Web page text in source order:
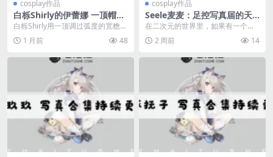
cosplay作品
白栎Shirly的伊蕾娜 一顶帽檐
弧度，就把“屑魔女”从屏幕里
拽了出来
白栎Shirly用一顶调过弧度的宽檐尖
顶帽、一套实线绣魔法袍，加上林
间光影和抛金...
1 月前 48
cosplay作品
Seele麦麦：足控写真届的天
花板！视觉听觉脚觉全拉满的
在二次元的世界里，如果有一个名
字能把“神秘感”和“萌力值”同时拉
满，那一定是Se...
2 周前 14